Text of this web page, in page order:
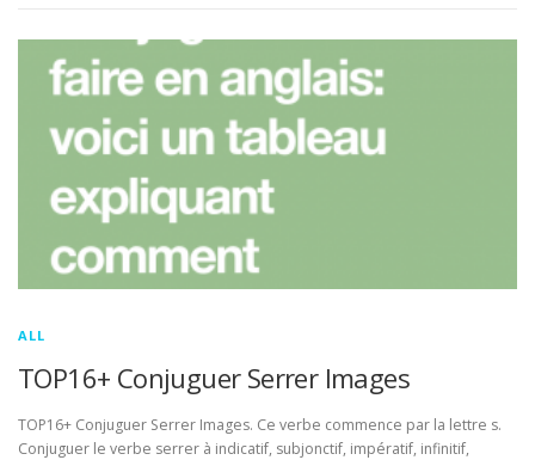
ALL
TOP16+ Conjuguer Serrer Images
TOP16+ Conjuguer Serrer Images. Ce verbe commence par la lettre s.
Conjuguer le verbe serrer à indicatif, subjonctif, impératif, infinitif,